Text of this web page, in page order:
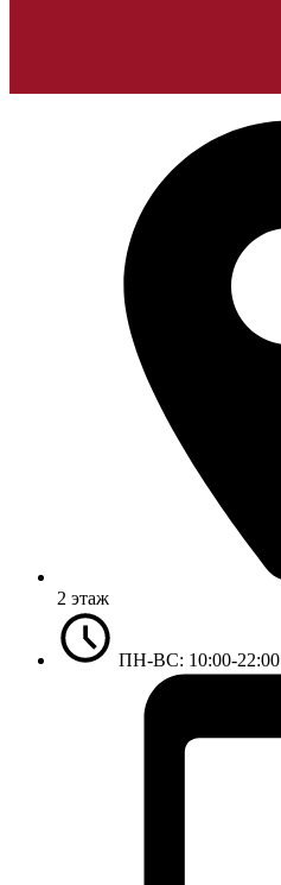
2 этаж
ПН-ВС: 10:00-22:00